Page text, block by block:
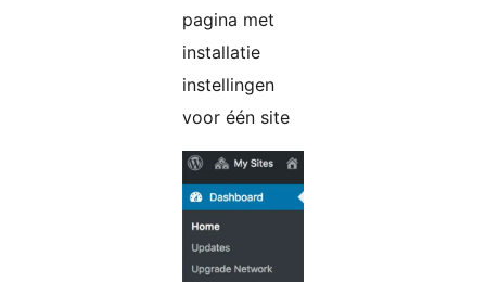
pagina met
installatie
instellingen
voor één site